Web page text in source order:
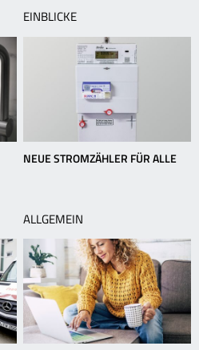
EINBLICKE
NEUE STROMZÄHLER FÜR ALLE
ALLGEMEIN